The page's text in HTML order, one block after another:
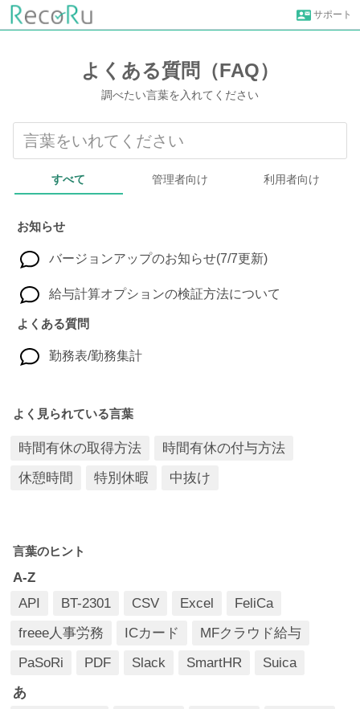
サポート
よくある質問（FAQ）
調べたい言葉を入れてください
すべて 管理者向け 利用者向け
お知らせ
バージョンアップのお知らせ(7/7更新)
給与計算オプションの検証方法について
よくある質問
勤務表/勤務集計
よく見られている言葉
時間有休の取得方法
時間有休の付与方法
休憩時間
特別休暇 中抜け
言葉のヒント
A-Z
API
BT-2301 CSV Excel
FeliCa
freee人事労務
ICカード
MFクラウド給与
PaSoRi
PDF Slack SmartHR
Suica
あ